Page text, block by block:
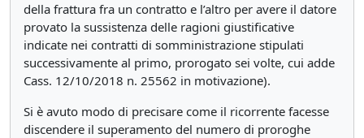
della frattura fra un contratto e l’altro per avere il datore
provato la sussistenza delle ragioni giustificative
indicate nei contratti di somministrazione stipulati
successivamente al primo, prorogato sei volte, cui adde
Cass. 12/10/2018 n. 25562 in motivazione).
Si è avuto modo di precisare come il ricorrente facesse
discendere il superamento del numero di proroghe